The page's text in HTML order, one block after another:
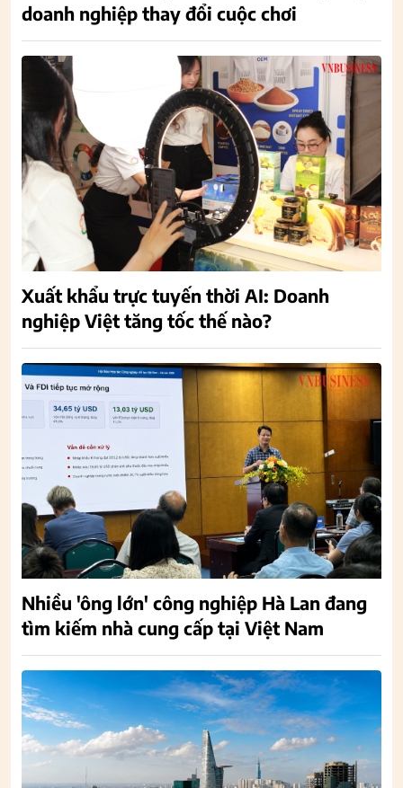
doanh nghiệp thay đổi cuộc chơi
Xuất khẩu trực tuyến thời AI: Doanh
nghiệp Việt tăng tốc thế nào?
Nhiều 'ông lớn' công nghiệp Hà Lan đang
tìm kiếm nhà cung cấp tại Việt Nam